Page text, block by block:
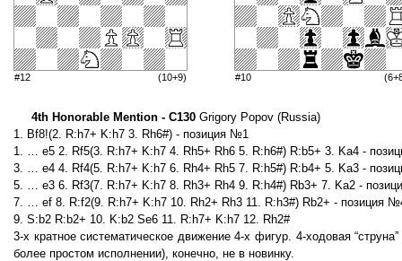
#12 (10+9) #10
4th Honorable Mention - C130 Grigory Popov (Russia)
1. Bf8!(2. R:h7+ K:h7 3. Rh6#) - позиция №1
1. … e5 2. Rf5(3. R:h7+ K:h7 4. Rh5+ Rh6 5. R:h6#) R:b5+ 3. Ka4 -
3. … e4 4. Rf4(5. R:h7+ K:h7 6. Rh4+ Rh5 7. R:h5#) R:b4+ 5. Ka3 -
5. … e3 6. Rf3(7. R:h7+ K:h7 8. Rh3+ Rh4 9. R:h4#) Rb3+ 7. Ka2 -
7. … ef 8. R:f2(9. R:h7+ K:h7 10. Rh2+ Rh3 11. R:h3#) Rb2+ - позиция
9. S:b2 R:b2+ 10. K:b2 Se6 11. R:h7+ K:h7 12. Rh2#
3-х кратное систематическое движение 4-х фигур. 4-ходовая
более простом исполнении), конечно, не в новинку.